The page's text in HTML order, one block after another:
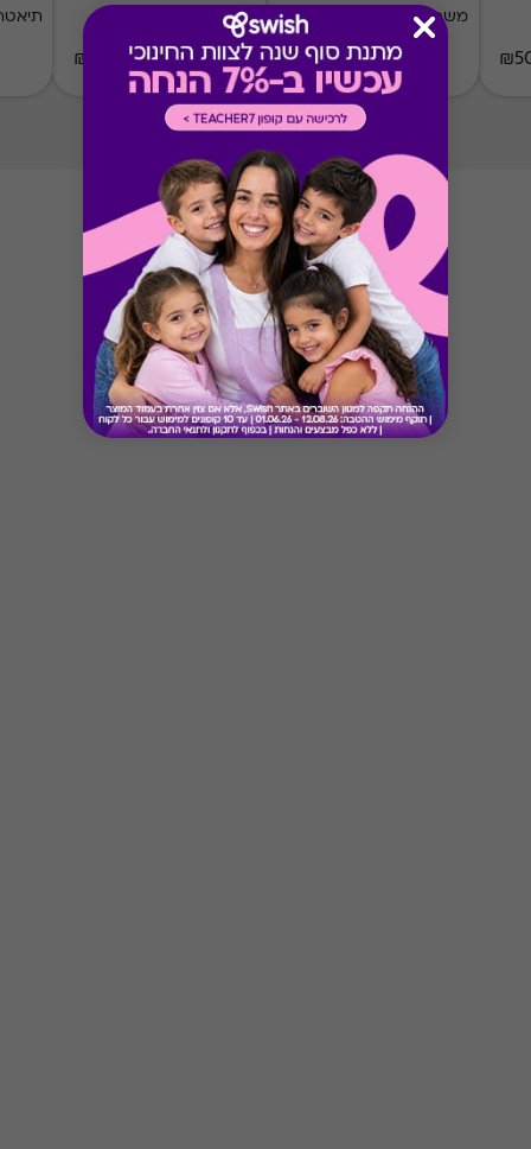
מימוש ההטבה בכפוף לתנאים והגבלות באתר המקור
משפחתי
₪20-₪500
בפריסה ארצית
₪60-₪1000